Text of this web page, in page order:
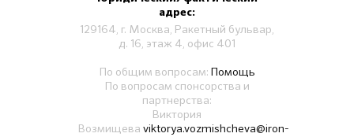
адрес:
129164, г. Москва, Ракетный бульвар,
д. 16, этаж 4, офис 401
По общим вопросам: Помощь
По вопросам спонсорства и
партнерства:
Виктория
Возмищева viktorya.vozmishcheva@iron-